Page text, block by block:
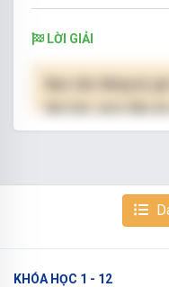
LỜI GIẢI
làm bài, xem đáp
hạn.
KHÓA HỌC 1 - 12